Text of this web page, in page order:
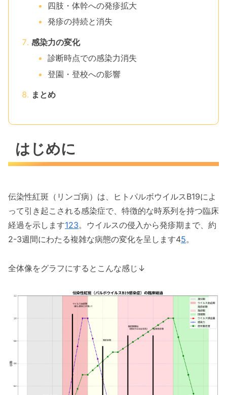
四肢・体幹への発疹拡大
発疹の持続と消失
感染力の変化
診断時点での感染力消失
登園・登校への影響
まとめ
はじめに
伝染性紅斑（リンゴ病）は、ヒトパルボウイルスB19によ
って引き起こされる感染症で、特徴的な時系列を持つ臨床
経過を示します123。ウイルスの侵入から発疹期まで、約
2-3週間にわたる複雑な病態の変化を呈します45。
全体像をグラフにするとこんな感じ↓